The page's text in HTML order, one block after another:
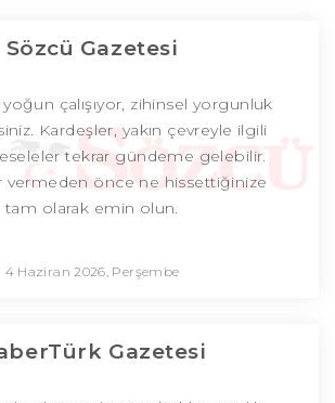
Sözcü Gazetesi
yoğun çalışıyor, zihinsel yorgunluk
Kardeşler, yakın çevreyle ilgili
tekrar gündeme gelebilir.
vermeden önce ne hissettiğinize
tam olarak emin olun.
4 Haziran 2026, Perşembe
Gazetesi